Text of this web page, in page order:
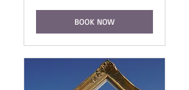
BOOK NOW